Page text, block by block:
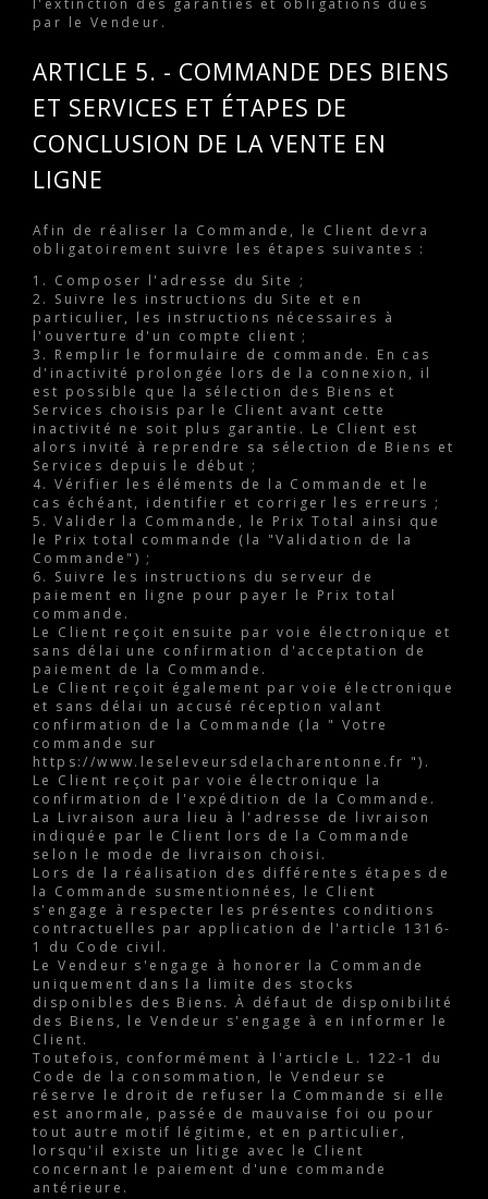
l'extinction des garanties et obligations dues
par le Vendeur.
ARTICLE 5. - COMMANDE DES BIENS
ET SERVICES ET ÉTAPES DE
CONCLUSION DE LA VENTE EN
LIGNE
Afin de réaliser la Commande, le Client devra
obligatoirement suivre les étapes suivantes :
1. Composer l'adresse du Site ;
2. Suivre les instructions du Site et en
particulier, les instructions nécessaires à
l'ouverture d'un compte client ;
3. Remplir le formulaire de commande. En cas
d'inactivité prolongée lors de la connexion, il
est possible que la sélection des Biens et
Services choisis par le Client avant cette
inactivité ne soit plus garantie. Le Client est
alors invité à reprendre sa sélection de Biens et
Services depuis le début ;
4. Vérifier les éléments de la Commande et le
cas échéant, identifier et corriger les erreurs ;
5. Valider la Commande, le Prix Total ainsi que
le Prix total commande (la "Validation de la
Commande") ;
6. Suivre les instructions du serveur de
paiement en ligne pour payer le Prix total
commande.
Le Client reçoit ensuite par voie électronique et
sans délai une confirmation d'acceptation de
paiement de la Commande.
Le Client reçoit également par voie électronique
et sans délai un accusé réception valant
confirmation de la Commande (la " Votre
commande sur
https://www.leseleveursdelacharentonne.fr ").
Le Client reçoit par voie électronique la
confirmation de l'expédition de la Commande.
La Livraison aura lieu à l'adresse de livraison
indiquée par le Client lors de la Commande
selon le mode de livraison choisi.
Lors de la réalisation des différentes étapes de
la Commande susmentionnées, le Client
s'engage à respecter les présentes conditions
contractuelles par application de l'article 1316-
1 du Code civil.
Le Vendeur s'engage à honorer la Commande
uniquement dans la limite des stocks
disponibles des Biens. À défaut de disponibilité
des Biens, le Vendeur s'engage à en informer le
Client.
Toutefois, conformément à l'article L. 122-1 du
Code de la consommation, le Vendeur se
réserve le droit de refuser la Commande si elle
est anormale, passée de mauvaise foi ou pour
tout autre motif légitime, et en particulier,
lorsqu'il existe un litige avec le Client
concernant le paiement d'une commande
antérieure.